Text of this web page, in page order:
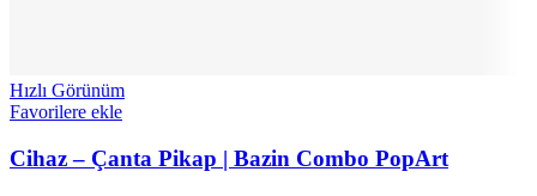
Hızlı Görünüm
Favorilere ekle
Cihaz – Çanta Pikap | Bazin Combo PopArt